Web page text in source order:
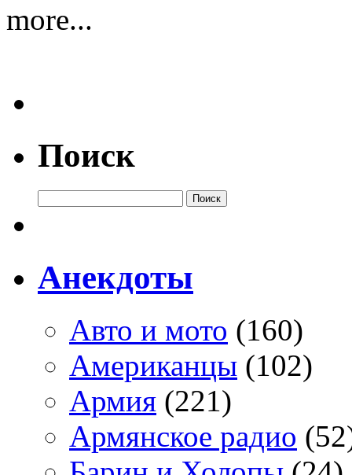
more...
Поиск
Анекдоты
Авто и мото (160)
Американцы (102)
Армия (221)
Армянское радио